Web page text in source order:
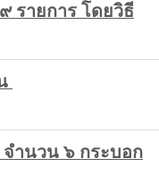
รายการ โดยวิธี
ำนวน ๖ กระบอก